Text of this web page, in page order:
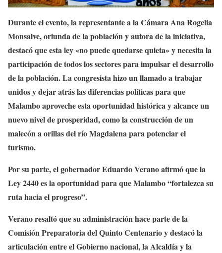
Durante el evento, la representante a la Cámara Ana Rogelia
Monsalve, oriunda de la población y autora de la iniciativa,
destacó que esta ley «no puede quedarse quieta» y necesita la
participación de todos los sectores para impulsar el desarrollo
de la población. La congresista hizo un llamado a trabajar
unidos y dejar atrás las diferencias políticas para que
Malambo aproveche esta oportunidad histórica y alcance un
nuevo nivel de prosperidad, como la construcción de un
malecón a orillas del río Magdalena para potenciar el
turismo.
Por su parte, el gobernador Eduardo Verano afirmó que la
Ley 2440 es la oportunidad para que Malambo “fortalezca su
ruta hacia el progreso”.
Verano resaltó que su administración hace parte de la
Comisión Preparatoria del Quinto Centenario y destacó la
articulación entre el Gobierno nacional, la Alcaldía y la